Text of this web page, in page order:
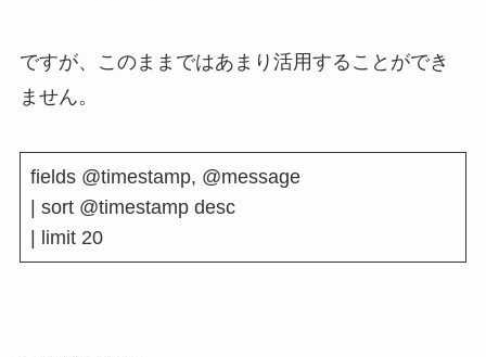
ですが、このままではあまり活用することができ
ません。
fields @timestamp, @message
| sort @timestamp desc
| limit 20